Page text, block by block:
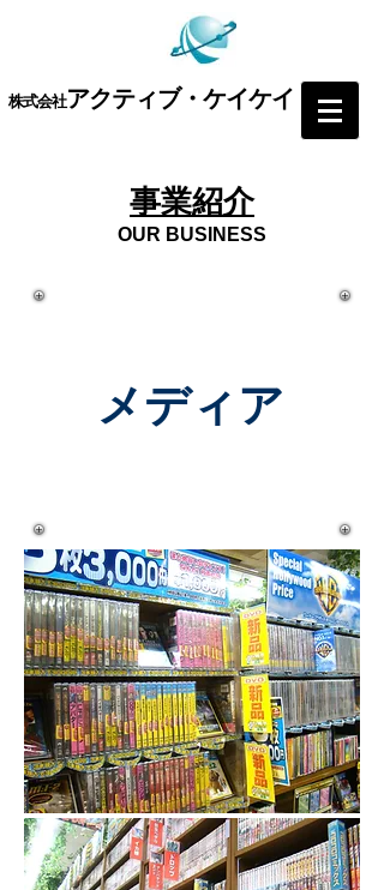
​株式会社アクティブ・ケイケイ
​事業紹介
OUR BUSINESS​
​メディア